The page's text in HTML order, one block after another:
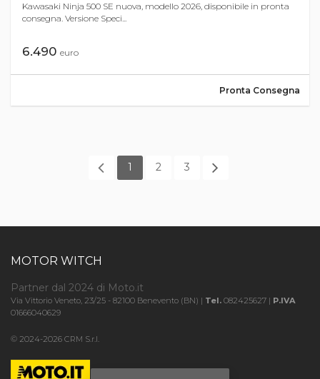
Kawasaki Ninja 500 SE nuova, modello 2026, disponibile in pronta
consegna. Versione Speci...
6.490 euro
Pronta Consegna
1 2 3
MOTOR WITCH
Partner dal 2024 di Moto.it
Via Vittorio Veneto, 23/25 - 82100 Benevento (BN) | Tel. 082425627 | P.IVA
01666040629
© 2024-2026 CRM S.r.l.